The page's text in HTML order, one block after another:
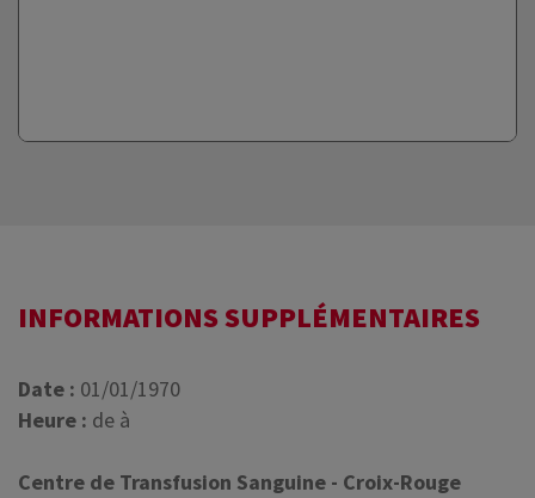
INFORMATIONS SUPPLÉMENTAIRES
Date : 01/01/1970
Heure : de à
Centre de Transfusion Sanguine - Croix-Rouge